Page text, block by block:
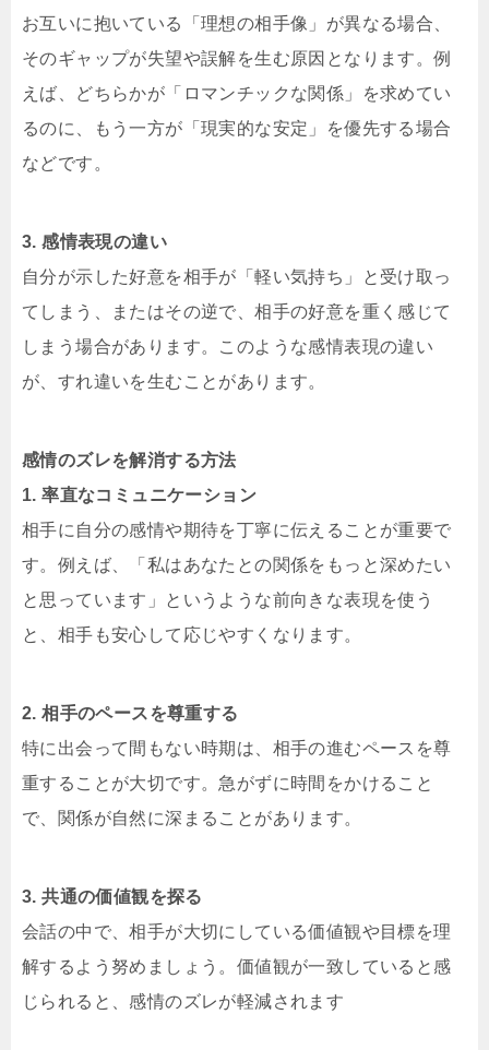
お互いに抱いている「理想の相手像」が異なる場合、
そのギャップが失望や誤解を生む原因となります。例
えば、どちらかが「ロマンチックな関係」を求めてい
るのに、もう一方が「現実的な安定」を優先する場合
などです。
3. 感情表現の違い
自分が示した好意を相手が「軽い気持ち」と受け取っ
てしまう、またはその逆で、相手の好意を重く感じて
しまう場合があります。このような感情表現の違い
が、すれ違いを生むことがあります。
感情のズレを解消する方法
1. 率直なコミュニケーション
相手に自分の感情や期待を丁寧に伝えることが重要で
す。例えば、「私はあなたとの関係をもっと深めたい
と思っています」というような前向きな表現を使う
と、相手も安心して応じやすくなります。
2. 相手のペースを尊重する
特に出会って間もない時期は、相手の進むペースを尊
重することが大切です。急がずに時間をかけること
で、関係が自然に深まることがあります。
3. 共通の価値観を探る
会話の中で、相手が大切にしている価値観や目標を理
解するよう努めましょう。価値観が一致していると感
じられると、感情のズレが軽減されます